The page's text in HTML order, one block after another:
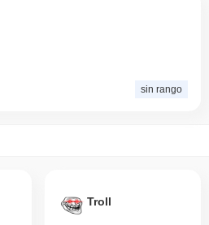
sin rango
Troll